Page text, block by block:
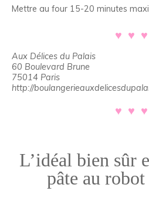
Mettre au four 15-20 minutes
♥ ♥ ♥
Aux Délices du Palais
60 Boulevard Brune
75014 Paris
http://
♥ ♥ ♥
L’idéal bien sûr
pâte au